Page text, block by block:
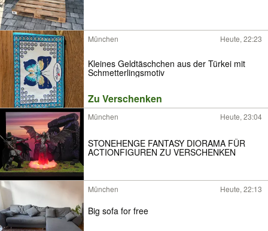
München Heute, 22:23
Kleines Geldtäschchen aus der Türkei mit
Schmetterlingsmotiv
Zu Verschenken
München Heute, 23:04
STONEHENGE FANTASY DIORAMA FÜR
ACTIONFIGUREN ZU VERSCHENKEN
München Heute, 22:13
Big sofa for free